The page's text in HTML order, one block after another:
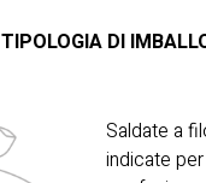
TIPOLOGIA DI
Saldate a
indicate